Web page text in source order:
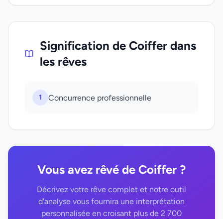
Signification de Coiffer dans
les rêves
1 Concurrence professionnelle
Vous avez rêvé de Coiffer ?
Décrivez votre rêve complet et notre outil
d'analyse vous fournira une interprétation
personnalisée en croisant plus de 2 700